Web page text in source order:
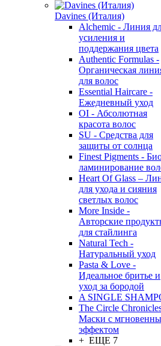
Davines (Италия)
Alchemic - Линия
усиления и
поддержания цвета
Authentic Formulas -
Органическая
для волос
Essential Haircare -
Eжедневный уход
OI - Абсолютная
красота волос
SU - Средства для
защиты от солнца
Finest Pigments -
ламинирование
Heart Of Glass –
для ухода и сияния
светлых волос
More Inside -
Авторские
для стайлинга
Natural Tech -
Натуральный уход
Pasta & Love -
Идеальное бритье и
уход за бородой
A SINGLE
The Circle
Маски с
эффектом
+ ЕЩЕ 7